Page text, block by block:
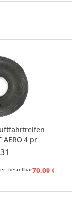
AERO 4 pr
bestellbar70,00 € *